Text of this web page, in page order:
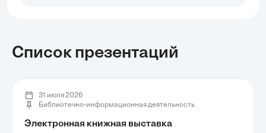
Список презентаций
31 июля 2026
Библиотечно-информационная деятельность
Электронная книжная выставка